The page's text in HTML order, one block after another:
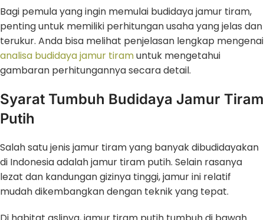
Bagi pemula yang ingin memulai budidaya jamur tiram,
penting untuk memiliki perhitungan usaha yang jelas dan
terukur. Anda bisa melihat penjelasan lengkap mengenai
analisa budidaya jamur tiramuntuk mengetahui
gambaran perhitungannya secara detail.
Syarat Tumbuh Budidaya Jamur Tiram
Putih
Salah satu jenis jamur tiram yang banyak dibudidayakan
di Indonesia adalah jamur tiram putih. Selain rasanya
lezat dan kandungan gizinya tinggi, jamur ini relatif
mudah dikembangkan dengan teknik yang tepat.